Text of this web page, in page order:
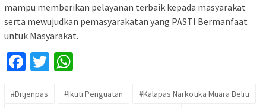
mampu memberikan pelayanan terbaik kepada masyarakat
serta mewujudkan pemasyarakatan yang PASTI Bermanfaat
untuk Masyarakat.
Facebook
Twitter
#Ditjenpas #Ikuti Penguatan
#Kalapas Narkotika Muara Beliti